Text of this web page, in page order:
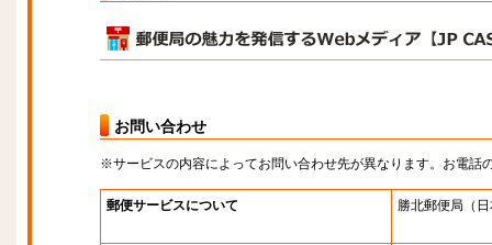
お問い合わせ
※サービスの内容によってお問い合わせ先が異なります。お電話
郵便サービスについて 勝北郵便局 （